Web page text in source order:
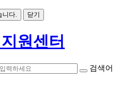
다. 닫기
원센터
검색어